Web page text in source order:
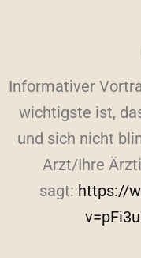
Informativer
wichtigste ist,
und sich nicht
Arzt/Ihre
sagt: https://